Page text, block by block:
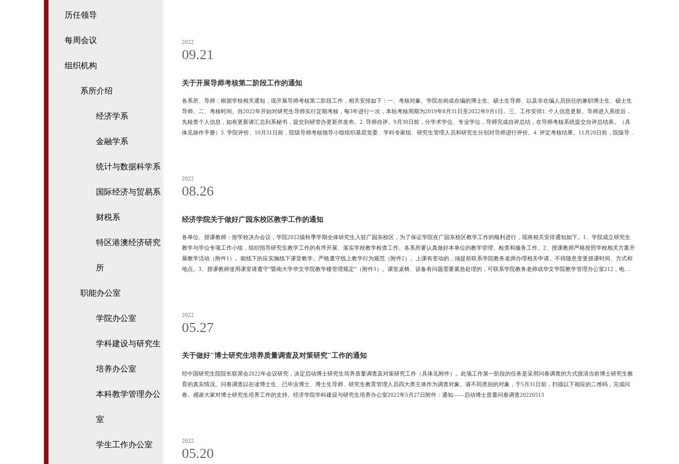
历任领导
每周会议
组织机构
系所介绍
经济学系
金融学系
统计与数据科学系
国际经济与贸易系
财税系
特区港澳经济研究
所
职能办公室
学院办公室
学科建设与研究生
培养办公室
本科教学管理办公
室
学生工作办公室
2022
09.21
关于开展导师考核第二阶段工作的通知
各系所、导师：根据学校相关通知，现开展导师考核第二阶段工作，相关安排如下：一、考核对象。学院在岗或在编的博士生、硕士生导师、以及非在编人员担任的兼职博士生、硕士生
导师。二、考核时间。自2022年开始对研究生导师实行定期考核，每3年进行一次，本轮考核周期为2019年8月31日至2022年9月1日。三、工作安排1. 个人信息更新。导师进入系统后，
先核查个人信息，如有更新请汇总到系秘书，提交到研管办更新并发布。2. 导师自评。9月30日前，分学术学位、专业学位，导师完成自评总结，在导师考核系统提交自评总结表。（具
体见操作手册）3. 学院评价。10月31日前，院级导师考核领导小组组织基层党委、学科专家组、研究生管理人员和研究生分别对导师进行评价。4. 评定考核结果。11月20日前，院级导师
2022
08.26
经济学院关于做好广园东校区教学工作的通知
各单位、授课教师：按学校决办会议，学院2022级秋季学期全体研究生入驻广园东校区，为了保证学院在广园东校区教学工作的顺利进行，现将相关安排通知如下。1、学院成立研究生
教学与学位专项工作小组，组织指导研究生教学工作的有序开展、落实学校教学检查工作。各系所要认真做好本单位的教学管理、检查和服务工作。2、授课教师严格按照学校相关方案开
展教学活动（附件1）。能线下的应实施线下课堂教学。严格遵守线上教学行为规范（附件2）。上课有变动的，须提前联系学院教务老师办理相关申请。不得随意变更授课时间、方式和
地点。3、授课教师使用课室请遵守“暨南大学华文学院教学楼管理规定”（附件3）。课室桌椅、设备有问题需要紧急处理的，可联系学院教务老师或华文学院教学管理办公室212，电
2022
05.27
关于做好"博士研究生培养质量调查及对策研究"工作的通知
经中国研究生院院长联席会2022年会议研究，决定启动博士研究生培养质量调查及对策研究工作（具体见附件）。此项工作第一阶段的任务是采用问卷调查的方式摸清当前博士研究生教
育的真实情况。问卷调查以在读博士生、已毕业博士、博士生导师、研究生教育管理人员四大类主体作为调查对象。请不同类别的对象，于5月31日前，扫描以下相应的二维码，完成问
卷。感谢大家对博士研究生培养工作的支持。经济学院学科建设与研究生培养办公室2022年5月27日附件：通知——启动博士质量问卷调查20220513
2022
05.20